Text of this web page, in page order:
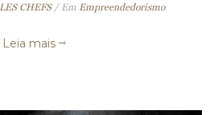
LES CHEFS/ Em Empreendedorismo
Leia mais